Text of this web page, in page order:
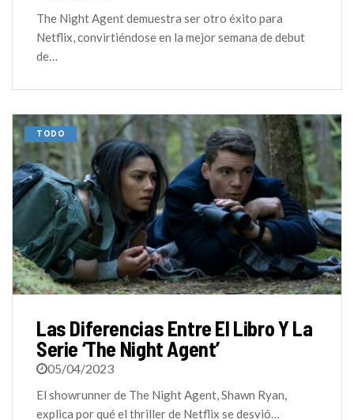
The Night Agent demuestra ser otro éxito para
Netflix, convirtiéndose en la mejor semana de debut
de…
TODO
Las Diferencias Entre El Libro Y La
Serie ‘The Night Agent’
05/04/2023
El showrunner de The Night Agent, Shawn Ryan,
explica por qué el thriller de Netflix se desvió…